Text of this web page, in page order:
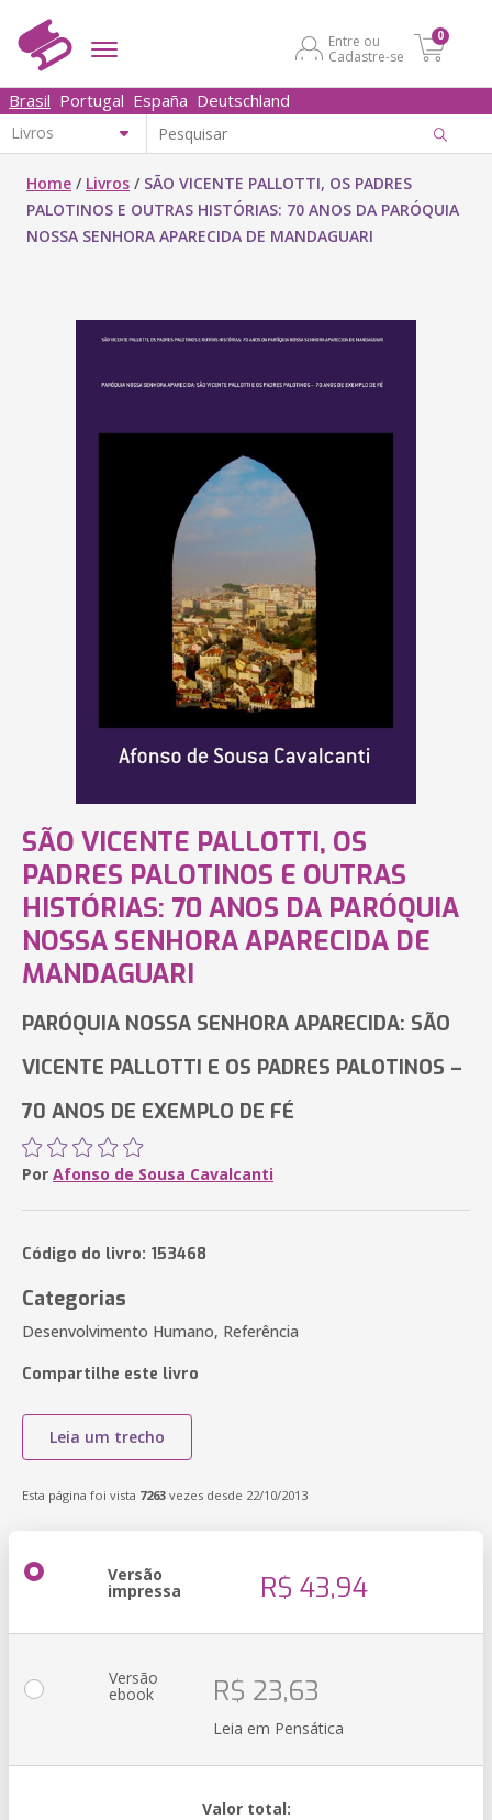
Entre ou
Cadastre-se
0
Brasil Portugal España Deutschland
Home / Livros / SÃO VICENTE PALLOTTI, OS PADRES
PALOTINOS E OUTRAS HISTÓRIAS: 70 ANOS DA PARÓQUIA
NOSSA SENHORA APARECIDA DE MANDAGUARI
SÃO VICENTE PALLOTTI, OS
PADRES PALOTINOS E OUTRAS
HISTÓRIAS: 70 ANOS DA PARÓQUIA
NOSSA SENHORA APARECIDA DE
MANDAGUARI
PARÓQUIA NOSSA SENHORA APARECIDA: SÃO
VICENTE PALLOTTI E OS PADRES PALOTINOS –
70 ANOS DE EXEMPLO DE FÉ
Por Afonso de Sousa Cavalcanti
Código do livro: 153468
Categorias
Desenvolvimento Humano, Referência
Compartilhe este livro
Leia um trecho
Esta página foi vista 7263 vezes desde 22/10/2013
Versão
impressa R$ 43,94
Versão
ebook R$ 23,63
Leia em Pensática
Valor total: